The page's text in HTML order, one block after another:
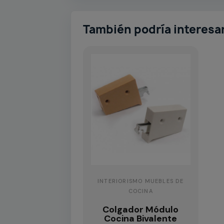
También podría
INTERIORISMO MUEBLES DE
COCINA
Colgador Módulo
Cocina Bivalente